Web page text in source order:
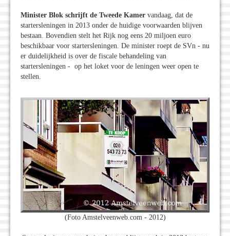
Minister Blok schrijft de Tweede Kamer vandaag, dat de
startersleningen in 2013 onder de huidige voorwaarden blijven
bestaan. Bovendien stelt het Rijk nog eens 20 miljoen euro
beschikbaar voor startersleningen. De minister roept de SVn - nu
er duidelijkheid is over de fiscale behandeling van
startersleningen - op het loket voor de leningen weer open te
stellen.
(Foto Amstelveenweb.com - 2012)